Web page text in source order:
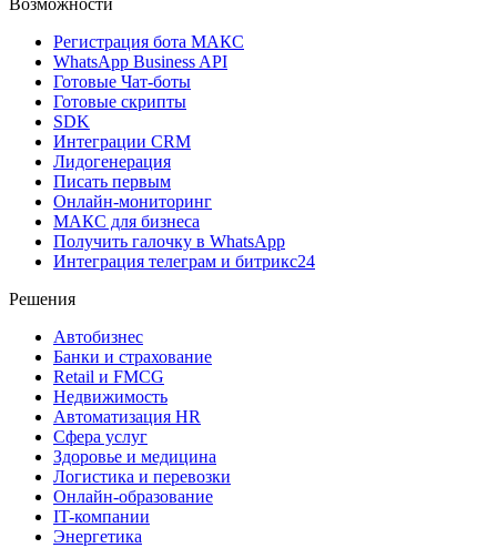
Возможности
Регистрация бота MAКС
WhatsApp Business API
Готовые Чат-боты
Готовые скрипты
SDK
Интеграции CRM
Лидогенерация
Писать первым
Онлайн-мониторинг
MAКС для бизнеса
Получить галочку в WhatsApp
Интеграция телеграм и битрикс24
Решения
Автобизнес
Банки и страхование
Retail и FMCG
Недвижимость
Автоматизация HR
Сфера услуг
Здоровье и медицина
Логистика и перевозки
Онлайн-образование
IT-компании
Энергетика